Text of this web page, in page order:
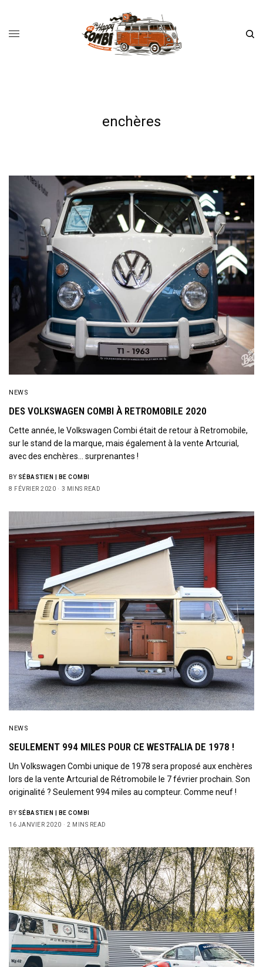
enchères
NEWS
DES VOLKSWAGEN COMBI À RETROMOBILE 2020
Cette année, le Volkswagen Combi était de retour à Retromobile,
sur le stand de la marque, mais également à la vente Artcurial,
avec des enchères… surprenantes !
BY SÉBASTIEN | BE COMBI
8 FÉVRIER 2020
3 MINS READ
NEWS
SEULEMENT 994 MILES POUR CE WESTFALIA DE 1978 !
Un Volkswagen Combi unique de 1978 sera proposé aux enchères
lors de la vente Artcurial de Rétromobile le 7 février prochain. Son
originalité ? Seulement 994 miles au compteur. Comme neuf !
BY SÉBASTIEN | BE COMBI
16 JANVIER 2020
2 MINS READ